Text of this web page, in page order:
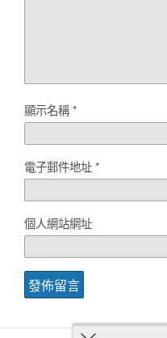
顯示名稱*
電子郵件地址*
個人網站網址